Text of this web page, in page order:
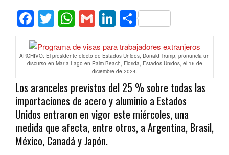
Facebook
Twitter
WhatsApp
GmailLinkedIn
Compartir
ARCHIVO: El presidente electo de Estados Unidos, Donald Trump, pronuncia un
discurso en Mar-a-Lago en Palm Beach, Florida, Estados Unidos, el 16 de
diciembre de 2024.
Los aranceles previstos del 25 % sobre todas las
importaciones de acero y aluminio a Estados
Unidos entraron en vigor este miércoles, una
medida que afecta, entre otros, a Argentina, Brasil,
México, Canadá y Japón.